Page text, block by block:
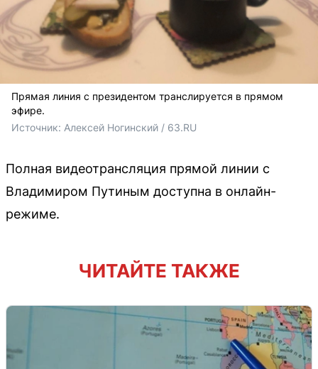
Прямая линия с президентом транслируется в прямом
эфире.
Источник: Алексей Ногинский / 63.RU
Полная видеотрансляция прямой линии с
Владимиром Путиным доступна в онлайн-
режиме.
ЧИТАЙТЕ ТАКЖЕ